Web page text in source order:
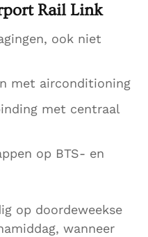
Rail Link
ook niet
met airconditioning
met centraal
op BTS- en
op doordeweekse
wanneer